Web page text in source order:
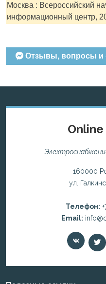
Москва : Всероссийский
информационный центр,
Отзывы, вопросы и
160000
ул.
Телефон:
Email: